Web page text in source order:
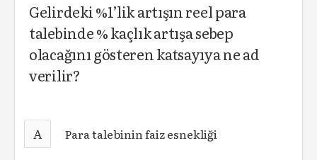
Gelirdeki %1’lik artışın reel para
talebinde % kaçlık artışa sebep
olacağını gösteren katsayıya ne ad
verilir?
A Para talebinin faiz esnekliği